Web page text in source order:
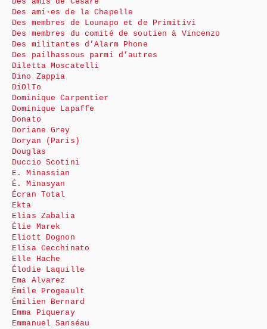
Des ami·es de la Chapelle
Des membres de Lounapo et de Primitivi
Des membres du comité de soutien à Vincenzo
Des militantes d’Alarm Phone
Des pailhassous parmi d’autres
Diletta Moscatelli
Dino Zappia
DiOlTo
Dominique Carpentier
Dominique Lapaffe
Donato
Doriane Grey
Doryan (Paris)
Douglas
Duccio Scotini
E. Minassian
É. Minasyan
Écran Total
Ekta
Elias Zabalia
Élie Marek
Eliott Dognon
Elisa Cecchinato
Elle Hache
Élodie Laquille
Ema Alvarez
Émile Progeault
Émilien Bernard
Emma Piqueray
Emmanuel Sanséau